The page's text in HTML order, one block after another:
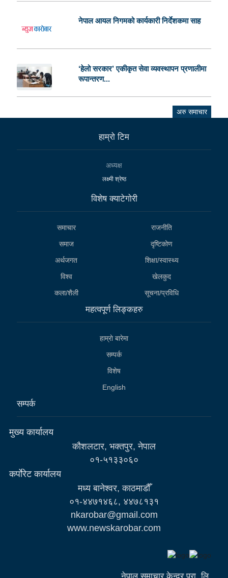
नेपाल आयल निगमको कार्यकारी निर्देशकमा साह
‘हेलो सरकार’ एकीकृत सेवा व्यवस्थापन प्रणालीमा
रूपान्तरण...
अरु समाचार
हाम्राे टिम
अध्यक्ष
लक्ष्मी श्रेष्ठ
विशेष क्याटेगाेरी
समाचार
राजनीति
समाज
दृष्टिकोण
अर्थजगत
शिक्षा/स्वास्थ्य
विश्व
खेलकुद
कला/शैली
सूचना/प्रविधि
महत्वपूर्ण लिङ्कहरु
हाम्राे बारेमा
सम्पर्क
विशेष
English
सम्पर्क
मुख्य कार्यालय
कौशलटार, भक्तपुर, नेपाल
०१-५१३३०६०
कर्पाेरेट कार्यालय
मध्य बानेश्वर, काठमाडौँ
०१-४४७१४६८, ४४७८१३१
nkarobar@gmail.com
www.newskarobar.com